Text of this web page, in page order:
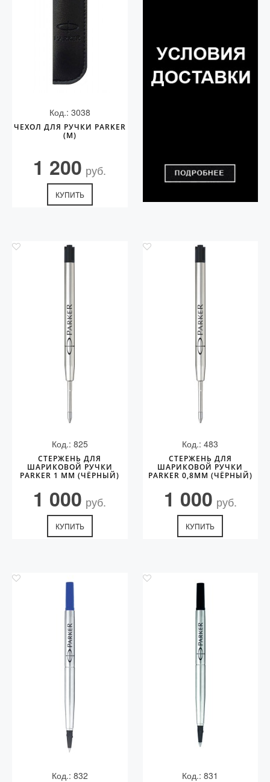
Код.: 3038
ЧЕХОЛ ДЛЯ РУЧКИ PARKER
(M)
1 200 руб.
КУПИТЬ
Код.: 825
СТЕРЖЕНЬ ДЛЯ
ШАРИКОВОЙ РУЧКИ
PARKER 1 ММ (ЧЁРНЫЙ)
1 000 руб.
КУПИТЬ
Код.: 483
СТЕРЖЕНЬ ДЛЯ
ШАРИКОВОЙ РУЧКИ
PARKER 0,8ММ (ЧЁРНЫЙ)
1 000 руб.
КУПИТЬ
Код.: 832 Код.: 831